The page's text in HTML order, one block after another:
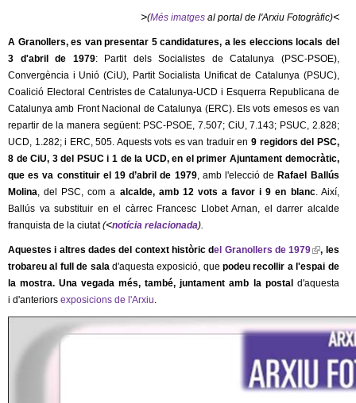
e
s
e
r
n
a
l
)
>(Més imatgesal portal de l'Arxiu Fotogràfic)<
A Granollers, es van presentar 5 candidatures, a les eleccions locals del
3 d'abril de 1979: Partit dels Socialistes de Catalunya (PSC-PSOE),
Convergència i Unió (CiU), Partit Socialista Unificat de Catalunya (PSUC),
Coalició Electoral Centristes de Catalunya-UCD i Esquerra Republicana de
Catalunya amb Front Nacional de Catalunya (ERC). Els vots emesos es van
repartir de la manera següent: PSC-PSOE, 7.507; CiU, 7.143; PSUC, 2.828;
UCD, 1.282; i ERC, 505. Aquests vots es van traduir en 9 regidors del PSC,
8 de CiU, 3 del PSUC i 1 de la UCD, en el primer Ajuntament democràtic,
que es va constituir el 19 d’abril de 1979, amb l'elecció de Rafael Ballús
Molina, del PSC, com a alcalde, amb 12 vots a favor i 9 en blanc. Així,
Ballús va substituir en el càrrec Francesc Llobet Arnan, el darrer alcalde
franquista de la ciutat(<notícia relacionada).
Aquestes i altres dades del context històric del Granollers de 1979(
l
i
k
i
x
, les
trobareu al full de sala d'aquesta exposició, que podeu recollir a l'espai de
la mostra. Una vegada més, també, juntament amb la postal d'aquesta
i d'anteriors exposicions de l'Arxiu.